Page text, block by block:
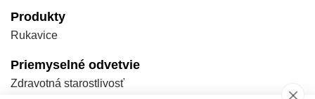
Produkty
Rukavice
Priemyselné odvetvie
Zdravotná starostlivosť